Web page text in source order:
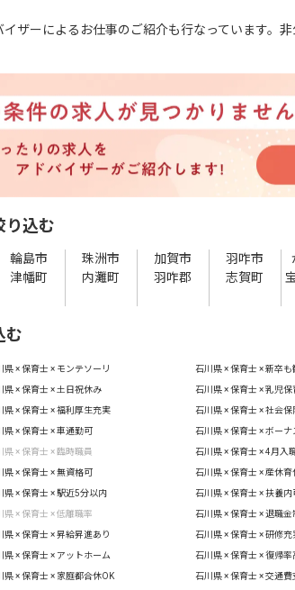
ザーによるお仕事のご紹介も行なっています。
り込む
輪島市 珠洲市 加賀市 羽咋市
津幡町 内灘町 羽咋郡 志賀町
む
県 × 保育士 × モンテソーリ 石川県 × 保育士 × 新卒も
県 × 保育士 × 土日祝休み 石川県 × 保育士 × 乳児保
県 × 保育士 × 福利厚生充実 石川県 × 保育士 × 社会保
県 × 保育士 × 車通勤可 石川県 × 保育士 × ボーナ
県 × 保育士 × 臨時職員 石川県 × 保育士 × 4月入
県 × 保育士 × 無資格可 石川県 × 保育士 × 産休育
県 × 保育士 × 駅近5分以内 石川県 × 保育士 × 扶養内
県 × 保育士 × 低離職率 石川県 × 保育士 × 退職金
県 × 保育士 × 昇給昇進あり 石川県 × 保育士 × 研修充
県 × 保育士 × アットホーム 石川県 × 保育士 × 復帰率
県 × 保育士 × 家庭都合休OK 石川県 × 保育士 × 交通費